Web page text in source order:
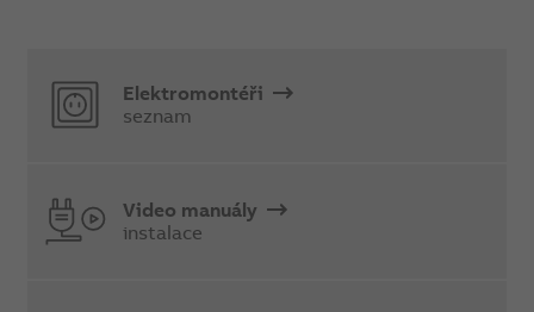
Elektromontéři
seznam
Video manuály
instalace